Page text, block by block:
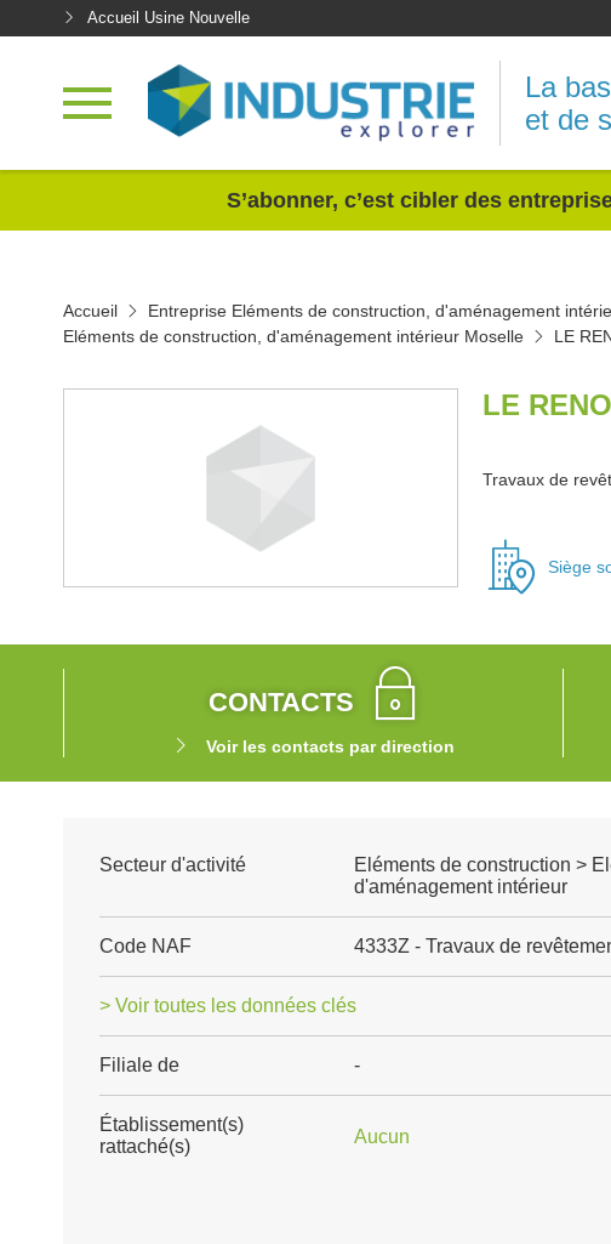
Accueil Usine Nouvelle
La
et de
S’abonner, c’est cibler des
Accueil Entreprise Eléments de construction, d'aménagement
Eléments de construction, d'aménagement intérieur Moselle
LE
LE
Travaux de
Siège
CONTACTS
Voir les contacts par direction
Secteur d'activité
Eléments de construction >
d'aménagement intérieur
Code NAF 4333Z - Travaux de
> Voir toutes les données clés
Filiale de -
Établissement(s)
rattaché(s)
Aucun